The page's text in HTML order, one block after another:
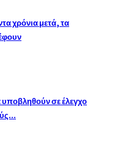
χρόνια μετά, τα
σε έλεγχο